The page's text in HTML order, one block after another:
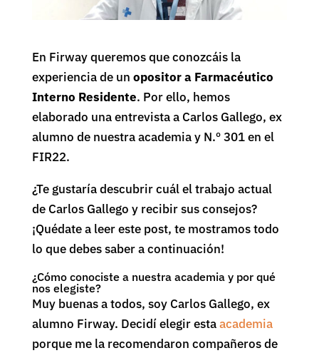
En Firway queremos que conozcáis la
experiencia de un opositor a Farmacéutico
Interno Residente. Por ello, hemos
elaborado una entrevista a Carlos Gallego, ex
alumno de nuestra academia y N.º 301 en el
FIR22.
¿Te gustaría descubrir cuál el trabajo actual
de Carlos Gallego y recibir sus consejos?
¡Quédate a leer este post, te mostramos todo
lo que debes saber a continuación!
¿Cómo conociste a nuestra academia y por qué
nos elegiste?
Muy buenas a todos, soy Carlos Gallego, ex
alumno Firway. Decidí elegir estaacademia
porque me la recomendaron compañeros de